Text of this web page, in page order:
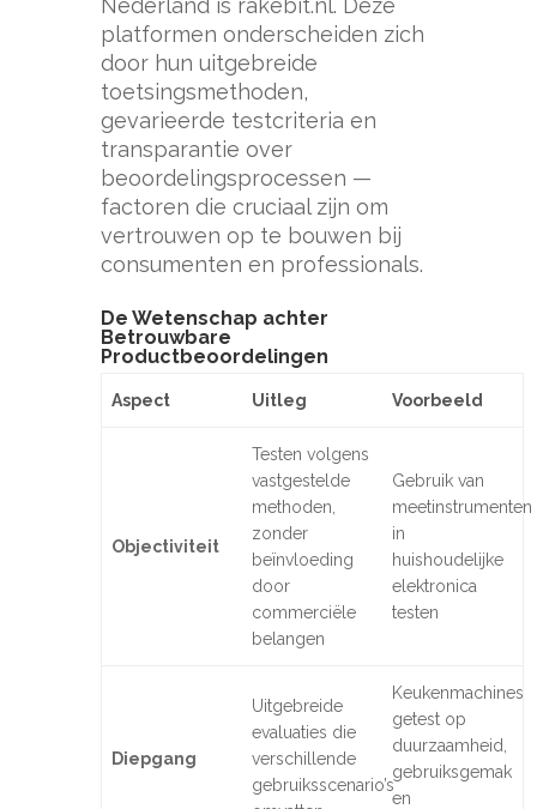
Nederland is rakebit.nl. Deze
platformen onderscheiden zich
door hun uitgebreide
toetsingsmethoden,
gevarieerde testcriteria en
transparantie over
beoordelingsprocessen —
factoren die cruciaal zijn om
vertrouwen op te bouwen bij
consumenten en professionals.
De Wetenschap achter
Betrouwbare
Productbeoordelingen
Aspect Uitleg Voorbeeld
Objectiviteit
Testen volgens
vastgestelde
methoden,
zonder
beïnvloeding
door
commerciële
belangen
Gebruik van
meetinstrumenten
in
huishoudelijke
elektronica
testen
Diepgang
Uitgebreide
evaluaties die
verschillende
gebruiksscenario’s
Keukenmachines
getest op
duurzaamheid,
gebruiksgemak
en